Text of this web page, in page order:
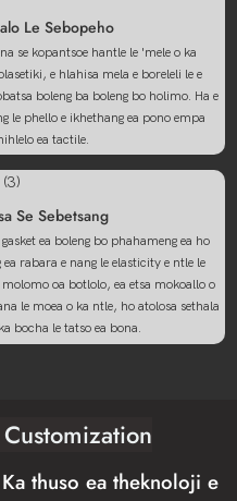
Le Sebopeho
se kopantsoe hantle le 'mele o ka
e hlahisa mela e boreleli le e
boleng ba boleng bo holimo. Ha e
le phello e ikhethang ea pono empa
ea tactile.
Se Sebetsang
ea boleng bo phahameng ea ho
rabara e nang le elasticity e ntle le
oa botlolo, ea etsa mokoallo o
le moea o ka ntle, ho atolosa sethala
bocha le tatso ea bona.
Ka thuso ea theknoloji e